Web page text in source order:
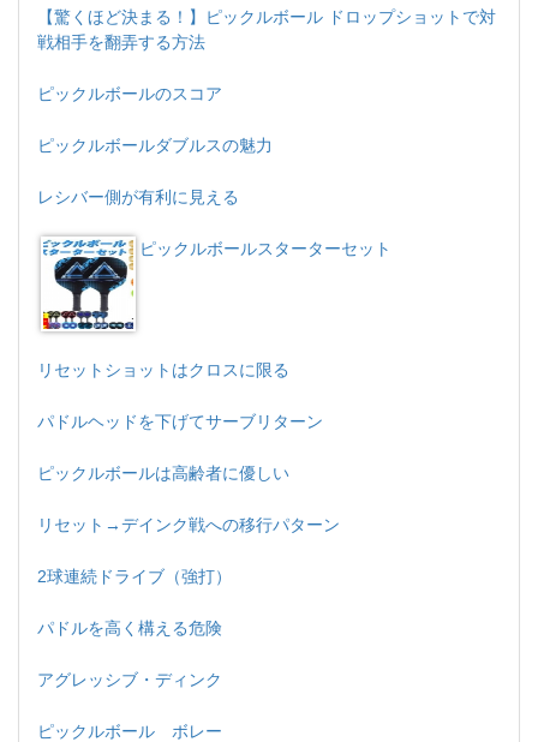
【驚くほど決まる！】ピックルボール ドロップショットで対
戦相手を翻弄する方法
ピックルボールのスコア
ピックルボールダブルスの魅力
レシバー側が有利に見える
ピックルボールスターターセット
リセットショットはクロスに限る
パドルヘッドを下げてサーブリターン
ピックルボールは高齢者に優しい
リセット→デインク戦への移行パターン
2球連続ドライブ（強打）
パドルを高く構える危険
アグレッシブ・ディンク
ピックルボール ボレー